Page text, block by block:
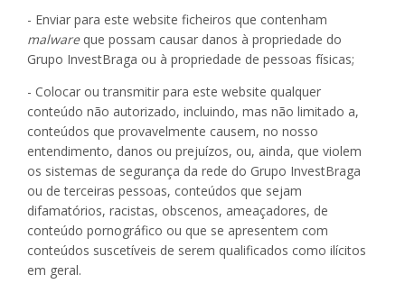
- Enviar para este website ficheiros que contenham
malwareque possam causar danos à propriedade do
Grupo InvestBraga ou à propriedade de pessoas físicas;
- Colocar ou transmitir para este website qualquer
conteúdo não autorizado, incluindo, mas não limitado a,
conteúdos que provavelmente causem, no nosso
entendimento, danos ou prejuízos, ou, ainda, que violem
os sistemas de segurança da rede do Grupo InvestBraga
ou de terceiras pessoas, conteúdos que sejam
difamatórios, racistas, obscenos, ameaçadores, de
conteúdo pornográfico ou que se apresentem com
conteúdos suscetíveis de serem qualificados como ilícitos
em geral.